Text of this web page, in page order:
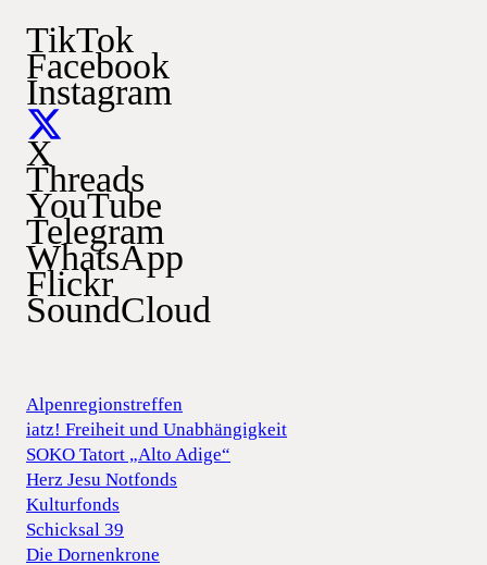
TikTok
Facebook
Instagram
X
Threads
YouTube
Telegram
WhatsApp
Flickr
SoundCloud
Alpenregionstreffen
iatz! Freiheit und Unabhängigkeit
SOKO Tatort „Alto Adige“
Herz Jesu Notfonds
Kulturfonds
Schicksal 39
Die Dornenkrone